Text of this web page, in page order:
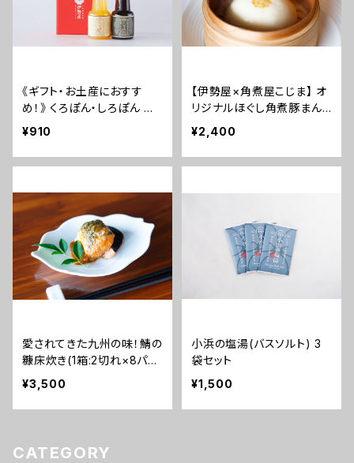
《ギフト・お土産におすす
め！》 くろぽん・しろぽん ミ
ニサイズ2本セット
¥910
【伊勢屋×角煮屋こじま】 オ
リジナルほぐし角煮豚まん(1
個80g×6個)
¥2,400
愛されてきた九州の味！鯖の
糠床炊き(1箱:2切れ×8パッ
ク入)
¥3,500
小浜の塩湯(バスソルト) 3
袋セット
¥1,500
CATEGORY